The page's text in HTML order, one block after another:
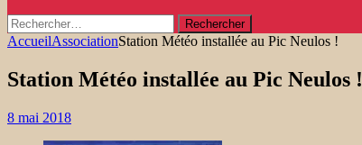
Rechercher :
AccueilAssociationStation Météo installée au Pic Neulos !
Station Météo installée au Pic Neulos !
8 mai 2018